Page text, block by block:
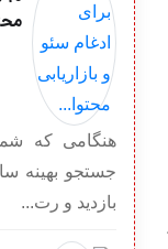
هنگامی که
جستجو بهینه
بازدید و رت...